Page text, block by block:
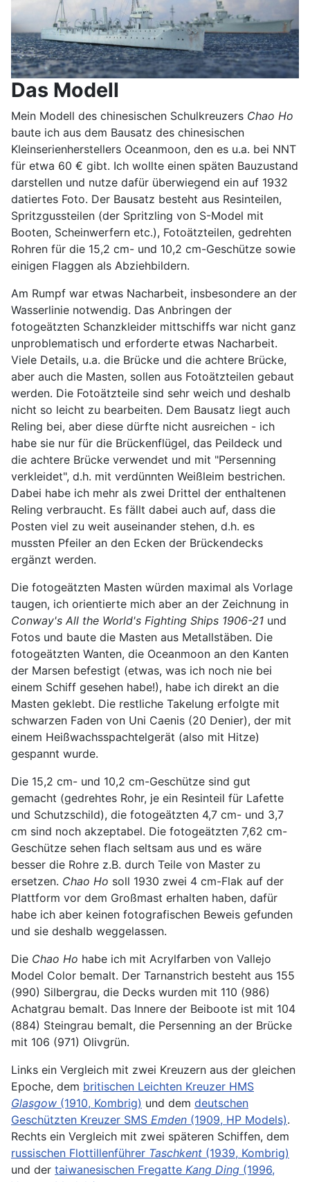
Das Modell
Mein Modell des chinesischen Schulkreuzers Chao Ho
baute ich aus dem Bausatz des chinesischen
Kleinserienherstellers Oceanmoon, den es u.a. bei NNT
für etwa 60 € gibt. Ich wollte einen späten Bauzustand
darstellen und nutze dafür überwiegend ein auf 1932
datiertes Foto. Der Bausatz besteht aus Resinteilen,
Spritzgussteilen (der Spritzling von S-Model mit
Booten, Scheinwerfern etc.), Fotoätzteilen, gedrehten
Rohren für die 15,2 cm- und 10,2 cm-Geschütze sowie
einigen Flaggen als Abziehbildern.
Am Rumpf war etwas Nacharbeit, insbesondere an der
Wasserlinie notwendig. Das Anbringen der
fotogeätzten Schanzkleider mittschiffs war nicht ganz
unproblematisch und erforderte etwas Nacharbeit.
Viele Details, u.a. die Brücke und die achtere Brücke,
aber auch die Masten, sollen aus Fotoätzteilen gebaut
werden. Die Fotoätzteile sind sehr weich und deshalb
nicht so leicht zu bearbeiten. Dem Bausatz liegt auch
Reling bei, aber diese dürfte nicht ausreichen - ich
habe sie nur für die Brückenflügel, das Peildeck und
die achtere Brücke verwendet und mit "Persenning
verkleidet", d.h. mit verdünnten Weißleim bestrichen.
Dabei habe ich mehr als zwei Drittel der enthaltenen
Reling verbraucht. Es fällt dabei auch auf, dass die
Posten viel zu weit auseinander stehen, d.h. es
mussten Pfeiler an den Ecken der Brückendecks
ergänzt werden.
Die fotogeätzten Masten würden maximal als Vorlage
taugen, ich orientierte mich aber an der Zeichnung in
Conway's All the World's Fighting Ships 1906-21 und
Fotos und baute die Masten aus Metallstäben. Die
fotogeätzten Wanten, die Oceanmoon an den Kanten
der Marsen befestigt (etwas, was ich noch nie bei
einem Schiff gesehen habe!), habe ich direkt an die
Masten geklebt. Die restliche Takelung erfolgte mit
schwarzen Faden von Uni Caenis (20 Denier), der mit
einem Heißwachsspachtelgerät (also mit Hitze)
gespannt wurde.
Die 15,2 cm- und 10,2 cm-Geschütze sind gut
gemacht (gedrehtes Rohr, je ein Resinteil für Lafette
und Schutzschild), die fotogeätzten 4,7 cm- und 3,7
cm sind noch akzeptabel. Die fotogeätzten 7,62 cm-
Geschütze sehen flach seltsam aus und es wäre
besser die Rohre z.B. durch Teile von Master zu
ersetzen. Chao Ho soll 1930 zwei 4 cm-Flak auf der
Plattform vor dem Großmast erhalten haben, dafür
habe ich aber keinen fotografischen Beweis gefunden
und sie deshalb weggelassen.
Die Chao Ho habe ich mit Acrylfarben von Vallejo
Model Color bemalt. Der Tarnanstrich besteht aus 155
(990) Silbergrau, die Decks wurden mit 110 (986)
Achatgrau bemalt. Das Innere der Beiboote ist mit 104
(884) Steingrau bemalt, die Persenning an der Brücke
mit 106 (971) Olivgrün.
Links ein Vergleich mit zwei Kreuzern aus der gleichen
Epoche, dem britischen Leichten Kreuzer HMS
Glasgow (1910, Kombrig) und dem deutschen
Geschützten Kreuzer SMS Emden (1909, HP Models).
Rechts ein Vergleich mit zwei späteren Schiffen, dem
russischen Flottillenführer Taschkent (1939, Kombrig)
und der taiwanesischen Fregatte Kang Ding (1996,